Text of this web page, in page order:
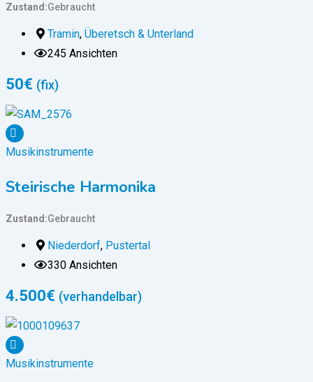
Zustand Gebraucht
Tramin, Überetsch & Unterland
245 Ansichten
50€ (fix)
Musikinstrumente
Steirische Harmonika
Zustand Gebraucht
Niederdorf, Pustertal
330 Ansichten
4.500€ (verhandelbar)
Musikinstrumente